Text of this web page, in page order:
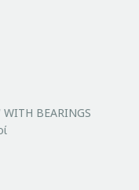
BEARINGS